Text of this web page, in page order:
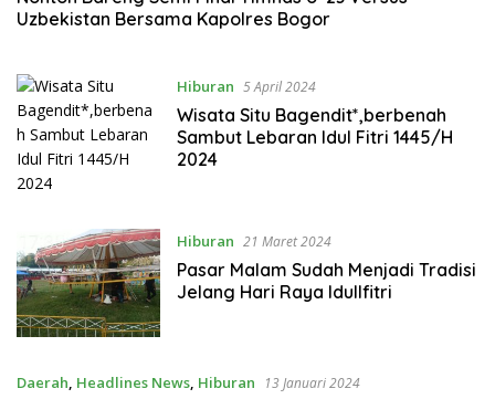
Uzbekistan Bersama Kapolres Bogor
Hiburan 5 April 2024
Wisata Situ Bagendit*,berbenah
Sambut Lebaran Idul Fitri 1445/H
2024
Hiburan 21 Maret 2024
Pasar Malam Sudah Menjadi Tradisi
Jelang Hari Raya Idullfitri
Daerah, Headlines News, Hiburan 13 Januari 2024